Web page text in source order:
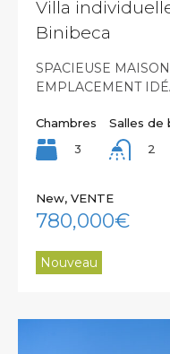
Villa
Binibeca
SPACIEUSE
EMPLACEMENT
Chambres
3
Salles de
2
New, VENTE
780,000€
Nouveau